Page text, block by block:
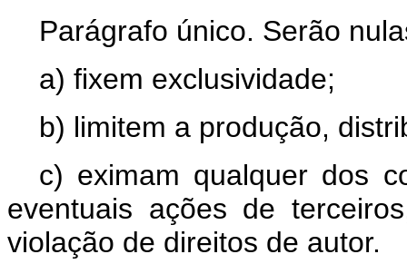
Parágrafo único. Serão
a) fixem exclusividade;
b) limitem a produção,
c) eximam qualquer dos
eventuais ações de
violação de direitos de autor.